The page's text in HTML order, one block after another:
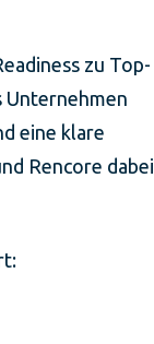
zu Top-
Unternehmen
eine klare
Rencore dabei